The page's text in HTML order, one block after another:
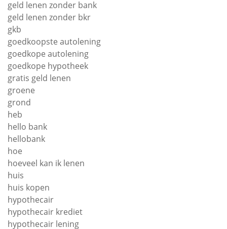
geld lenen zonder bank
geld lenen zonder bkr
gkb
goedkoopste autolening
goedkope autolening
goedkope hypotheek
gratis geld lenen
groene
grond
heb
hello bank
hellobank
hoe
hoeveel kan ik lenen
huis
huis kopen
hypothecair
hypothecair krediet
hypothecair lening